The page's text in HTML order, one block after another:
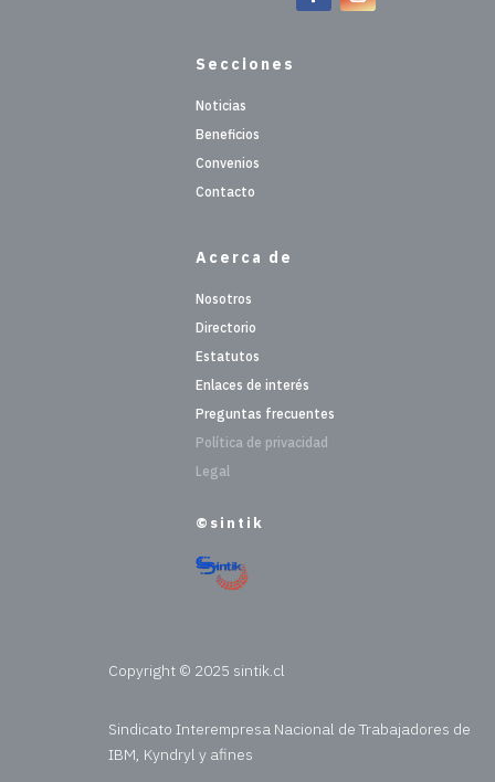
Secciones
Noticias
Beneficios
Convenios
Contacto
Acerca de
Nosotros
Directorio
Estatutos
Enlaces de interés
Preguntas frecuentes
Política de privacidad
Legal
©sintik
Copyright © 2025 sintik.cl
Sindicato Interempresa Nacional de Trabajadores de
IBM, Kyndryl y afines